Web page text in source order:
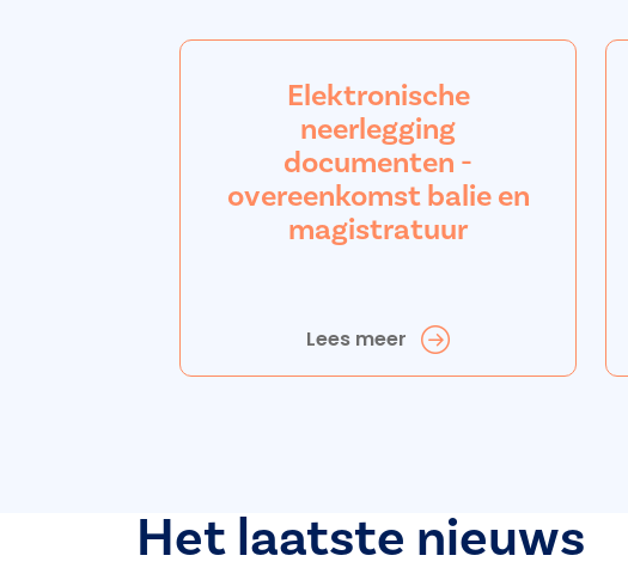
Elektronische
neerlegging
documenten -
overeenkomst balie en
magistratuur
Lees meer
Het laatste nieuws